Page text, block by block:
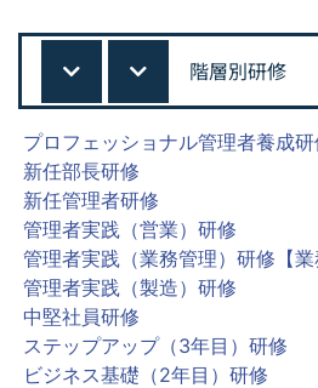
階層別研修
プロフェッショナル管理者養成研
新任部長研修
新任管理者研修
管理者実践（営業）研修
管理者実践（業務管理）研修【業
管理者実践（製造）研修
中堅社員研修
ステップアップ（3年目）研修
ビジネス基礎（2年目）研修